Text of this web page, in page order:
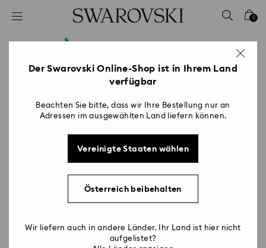
Liste Tastaturkürzel
2 - Footer
0
Der Swarovski Online-Shop ist in Ihrem Land
verfügbar
Beachten Sie bitte, dass wir Ihre Bestellung nur an
Adressen im ausgewählten Land liefern können.
Vereinigte Staaten wählen
Österreich beibehalten
Wir liefern auch in andere Länder. Ihr Land ist hier nicht
aufgelistet?